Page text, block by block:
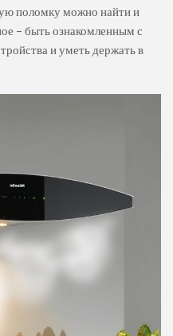
поломку можно найти и
– быть ознакомленным с
и уметь держать в